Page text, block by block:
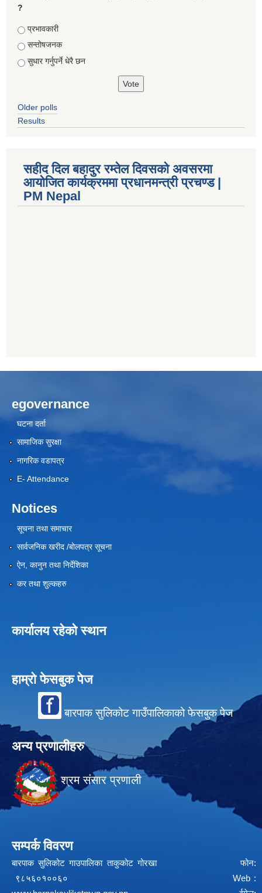
?
Choices
प्रभावकारी
सन्तोषजनक
सुधार गर्नुपर्ने धेरै छन
Older polls
Results
सहीद दिल बहादुर रम्तेल दिवसको अवसरमा
आयोजित कार्यक्रममा प्रधानमन्त्री प्रचण्ड |
PM Nepal
egovernance
घटना दर्ता
सामाजिक सुरक्षा
नागरिक वडापत्र
E- Attendance
Notices
सूचना तथा समाचार
सार्वजनिक खरीद /बोलपत्र सूचना
ऐन, कानुन तथा निर्देशिका
कर तथा शुल्कहरु
कार्यालय रहेको स्थान
हाम्रो फेसबुक पेज
बारपाक सुलिकोट गाउँपालिकाको फेसबुक पेज
अन्य प्रणालीहरु
श्रम संसार प्रणाली
सम्पर्क विवरण
बारपाक सुलिकोट गाउपालिका ताकुकोट गोरखा फोन:
९८५६०१००६० Web :